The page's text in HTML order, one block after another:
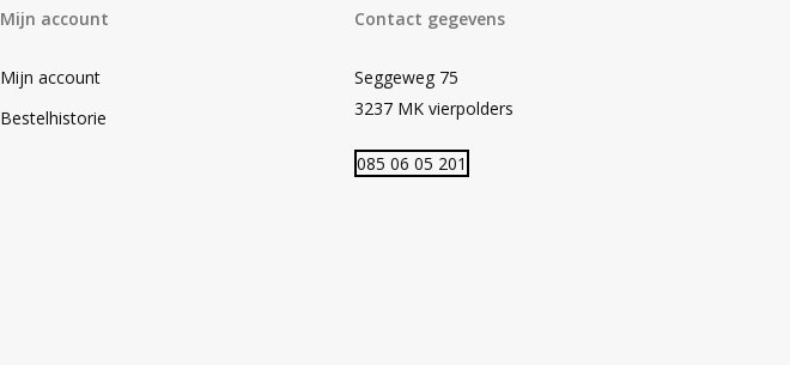
Mijn account
Mijn account
Bestelhistorie
Contact gegevens
Seggeweg 75
3237 MK vierpolders
085 06 05 201